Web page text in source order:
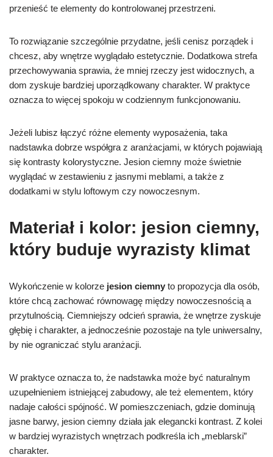
przenieść te elementy do kontrolowanej przestrzeni.
To rozwiązanie szczególnie przydatne, jeśli cenisz porządek i
chcesz, aby wnętrze wyglądało estetycznie. Dodatkowa strefa
przechowywania sprawia, że mniej rzeczy jest widocznych, a
dom zyskuje bardziej uporządkowany charakter. W praktyce
oznacza to więcej spokoju w codziennym funkcjonowaniu.
Jeżeli lubisz łączyć różne elementy wyposażenia, taka
nadstawka dobrze współgra z aranżacjami, w których pojawiają
się kontrasty kolorystyczne. Jesion ciemny może świetnie
wyglądać w zestawieniu z jasnymi meblami, a także z
dodatkami w stylu loftowym czy nowoczesnym.
Materiał i kolor: jesion ciemny,
który buduje wyrazisty klimat
Wykończenie w kolorze jesion ciemny to propozycja dla osób,
które chcą zachować równowagę między nowoczesnością a
przytulnością. Ciemniejszy odcień sprawia, że wnętrze zyskuje
głębię i charakter, a jednocześnie pozostaje na tyle uniwersalny,
by nie ograniczać stylu aranżacji.
W praktyce oznacza to, że nadstawka może być naturalnym
uzupełnieniem istniejącej zabudowy, ale też elementem, który
nadaje całości spójność. W pomieszczeniach, gdzie dominują
jasne barwy, jesion ciemny działa jak elegancki kontrast. Z kolei
w bardziej wyrazistych wnętrzach podkreśla ich „meblarski”
charakter.